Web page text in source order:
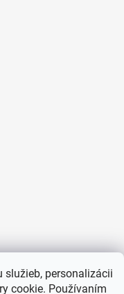
služieb, personalizácii
cookie. Používaním